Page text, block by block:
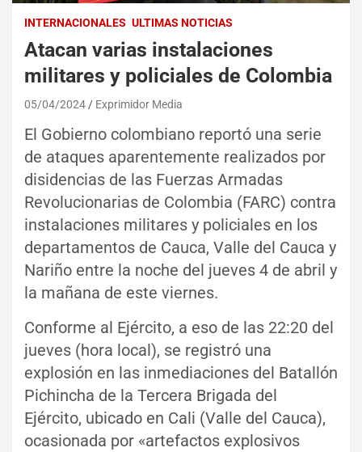
INTERNACIONALES ULTIMAS NOTICIAS
Atacan varias instalaciones
militares y policiales de Colombia
05/04/2024 Exprimidor Media
El Gobierno colombiano reportó una serie
de ataques aparentemente realizados por
disidencias de las Fuerzas Armadas
Revolucionarias de Colombia (FARC) contra
instalaciones militares y policiales en los
departamentos de Cauca, Valle del Cauca y
Nariño entre la noche del jueves 4 de abril y
la mañana de este viernes.
Conforme al Ejército, a eso de las 22:20 del
jueves (hora local), se registró una
explosión en las inmediaciones del Batallón
Pichincha de la Tercera Brigada del
Ejército, ubicado en Cali (Valle del Cauca),
ocasionada por «artefactos explosivos